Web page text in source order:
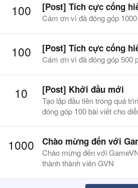
100 [Post] Tích cực cống
Cám ơn vì đã đóng góp
100 [Post] Tích cực cống
Cám ơn vì đã đóng góp 500
10 [Post] Khởi đầu mới
Tạo lập đầu tiên trong quá
đóng góp 100 bài viết cho
1000 Chào mừng đến với
Chào mừng đến với
thành thành viên GVN